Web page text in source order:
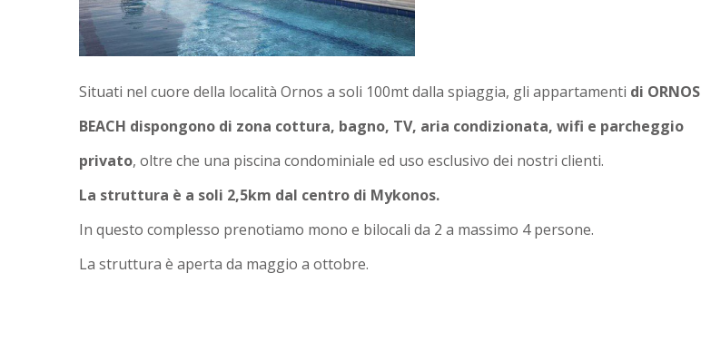
Situati nel cuore della località Ornos a soli 100mt dalla spiaggia, gli appartamenti di ORNOS
BEACH dispongono di zona cottura, bagno, TV, aria condizionata, wifi e parcheggio
privato, oltre che una piscina condominiale ed uso esclusivo dei nostri clienti.
La struttura è a soli 2,5km dal centro di Mykonos.
In questo complesso prenotiamo mono e bilocali da 2 a massimo 4 persone.
La struttura è aperta da maggio a ottobre.